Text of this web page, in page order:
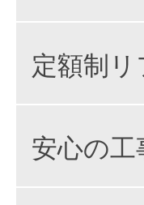
定額制
安心の工